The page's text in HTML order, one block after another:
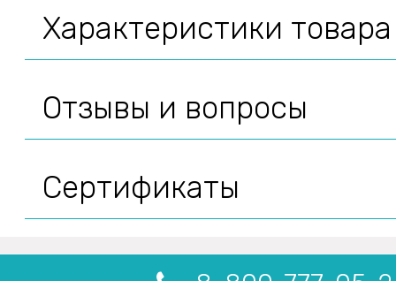
Характеристики товара
Отзывы и вопросы
Сертификаты